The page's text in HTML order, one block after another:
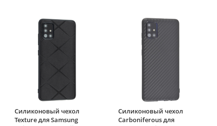
Силиконовый чехол
Texture для Samsung
Силиконовый чехол
Carboniferous для